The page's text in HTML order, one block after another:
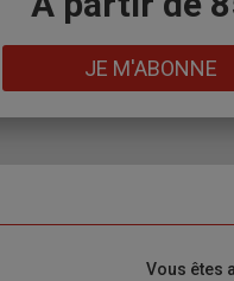
JE M'ABONNE
Vous êtes